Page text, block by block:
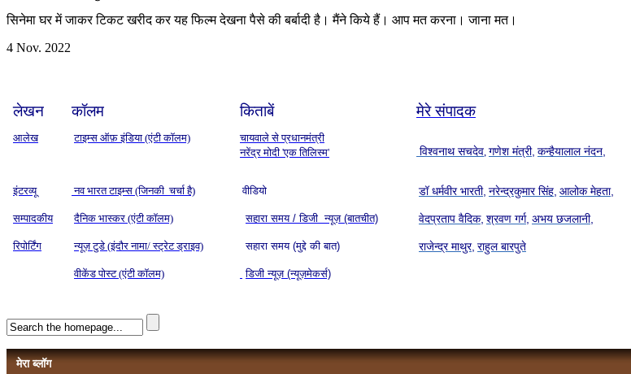
सिनेमा घर में जाकर टिकट खरीद कर यह फिल्म देखना पैसे की बर्बादी है। मैंने किये हैं। आप मत करना। जाना मत।
4 Nov. 2022
लेखन कॉलम किताबें मेरे संपादक
आलेख टाइम्स ऑफ़ इंडिया (एंटी कॉलम)
चायवाले से प्रधानमंत्री
नरेंद्र मोदी 'एक तिलिस्म'
विश्वनाथ सचदेव गणेश मंत्री, कन्हैयालाल नंदन,
इंटरव्यू नव भारत टाइम्स (जिनकी चर्चा है) वीडियो डॉ धर्मवीर भारती, नरेन्द्रकुमार सिंह, आलोक मेहता,
सम्पादकीय दैनिक भास्कर (एंटी कॉलम) सहारा समय / डिजी न्यूज़ (बातचीत) वेदप्रताप वैदिक, श्रवण गर्ग, अभय छजलानी,
रिपोर्टिंग न्यूज़ टुडे (इंदौर नामा/ स्ट्रेट ड्राइव) सहारा समय (मुद्दे की बात) राजेन्द्र माथुर, राहुल बारपुते
वीकेंड पोस्ट (एंटी कॉलम) डिजी न्यूज़ (न्यूज़मेकर्स)
मेरा ब्लॉग